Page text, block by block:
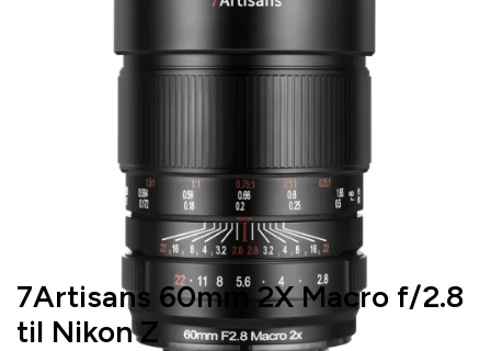
7Artisans 60mm 2X Macro f/2.8
til Nikon Z